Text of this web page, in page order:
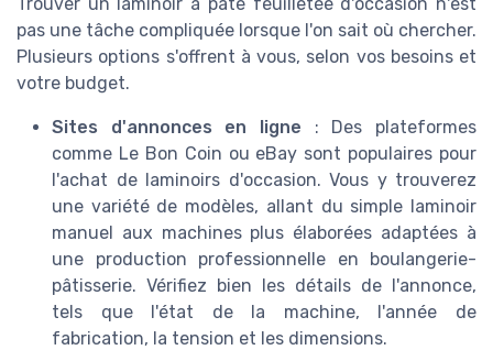
pas une tâche compliquée lorsque l'on sait où chercher.
Plusieurs options s'offrent à vous, selon vos besoins et
votre budget.
Sites d'annonces en ligne : Des plateformes
comme Le Bon Coin ou eBay sont populaires pour
l'achat de laminoirs d'occasion. Vous y trouverez
une variété de modèles, allant du simple laminoir
manuel aux machines plus élaborées adaptées à
une production professionnelle en boulangerie-
pâtisserie. Vérifiez bien les détails de l'annonce,
tels que l'état de la machine, l'année de
fabrication, la tension et les dimensions.